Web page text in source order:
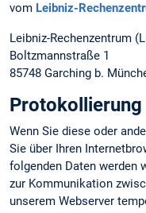
vom Leibniz-
Leibniz-Rechenzentrum
Boltzmannstraße 1
85748 Garching b.
Protokollierung
Wenn Sie diese oder
Sie über Ihren
folgenden Daten werden
zur Kommunikation
unserem Webserver